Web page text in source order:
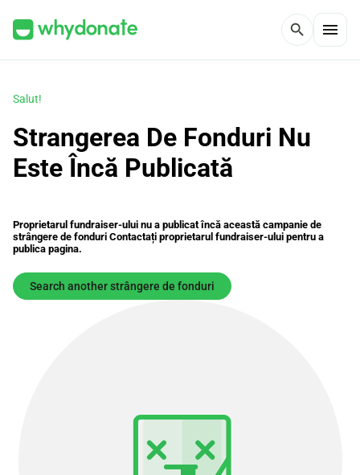
search menu
Salut!
Strangerea De Fonduri Nu
Este Încă Publicată
Proprietarul fundraiser-ului nu a publicat încă această campanie de
strângere de fonduri Contactați proprietarul fundraiser-ului pentru a
publica pagina.
Search another strângere de fonduri